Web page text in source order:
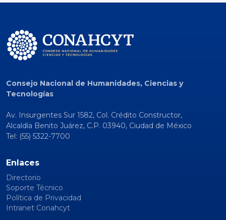
Consejo Nacional de Humanidades, Ciencias y
Tecnologías
Av. Insurgentes Sur 1582, Col. Crédito Constructor,
Alcaldía Benito Juárez, C.P. 03940, Ciudad de México
Tel: (55) 5322-7700
Enlaces
Directorio
Soporte Técnico
Política de Privacidad
Intranet Conahcyt